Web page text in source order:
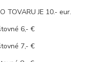
TOVARU JE 10.- eur.
6,- €
7,- €